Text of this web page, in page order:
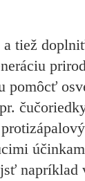
tiež
pomôcť
napríklad